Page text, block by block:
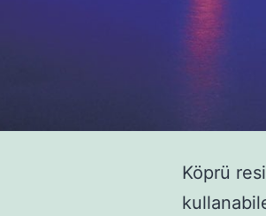
Köprü